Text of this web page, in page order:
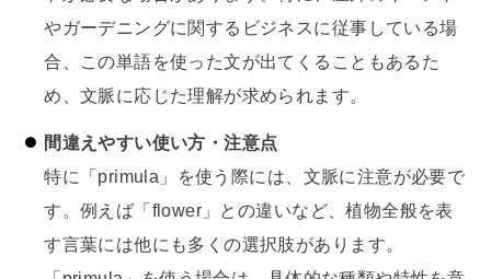
やガーデニングに関するビジネスに従事している場
合、この単語を使った文が出てくることもあるた
め、文脈に応じた理解が求められます。
間違えやすい使い方・注意点
特に「primula」を使う際には、文脈に注意が必要で
す。例えば「flower」との違いなど、植物全般を表
す言葉には他にも多くの選択肢があります。